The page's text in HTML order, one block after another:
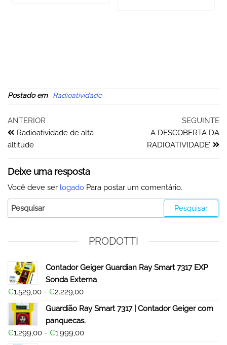
Postado em Radioatividade
ANTERIOR
Radioatividade de alta
altitude
SEGUINTE
A DESCOBERTA DA
RADIOATIVIDADE’
Deixe uma resposta
Você deve ser logado Para postar um comentário.
PRODOTTI
Contador Geiger Guardian Ray Smart 7317 EXP
Sonda Externa
€1.529,00 - €2.229,00
Guardião Ray Smart 7317 | Contador Geiger com
panquecas.
€1.299,00 - €1.999,00